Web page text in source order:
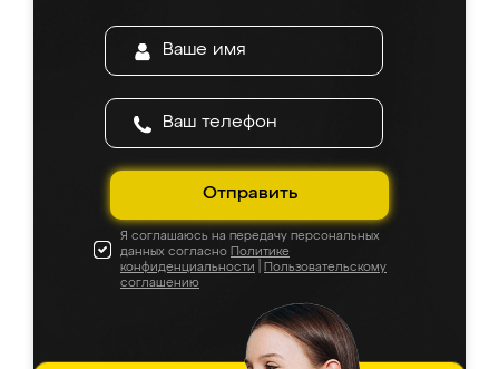
Отправить
Я соглашаюсь на передачу персональных
данных согласно Политике
конфиденциальности
Пользовательскому
соглашению